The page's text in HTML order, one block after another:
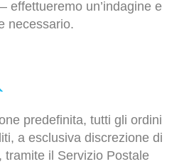
effettueremo un’indagine e
necessario.
predefinita, tutti gli ordini
a esclusiva discrezione di
tramite il Servizio Postale